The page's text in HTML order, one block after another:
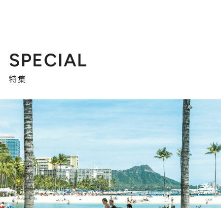
SPECIAL
特集